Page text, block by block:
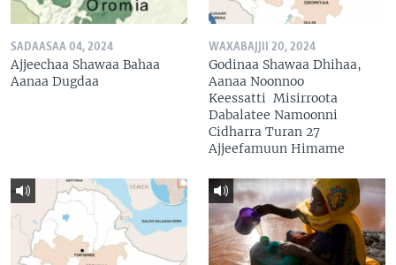
SADAASAA 04, 2024
Ajjeechaa Shawaa Bahaa
Aanaa Dugdaa
WAXABAJJII 20, 2024
Godinaa Shawaa Dhihaa,
Aanaa Noonnoo
Keessatti Misirroota
Dabalatee Namoonni
Cidharra Turan 27
Ajjeefamuun Himame